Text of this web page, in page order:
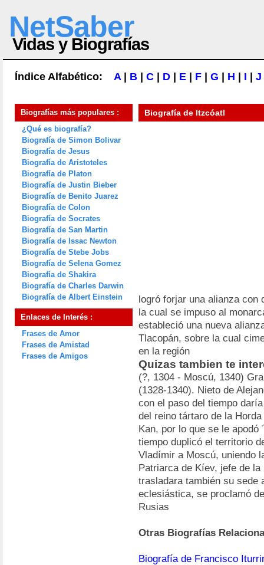
NetSaber
Vidas y Biografías
Índice Alfabético: A| B C D E F G H I J
Biografías más populares :
¿Qué es biografía?
Biografía de Simon Bolivar
Biografía de Jesus
Biografía de Aristoteles
Biografía de Platon
Biografía de Justin Bieber
Biografía de Benito Juarez
Biografía de Colon
Biografía de Socrates
Biografía de San Martin
Biografía de Issac Newton
Biografía de Stebe Jobs
Biografía de Selena Gomez
Biografía de Shakira
Biografía de Charles Darwin
Biografía de Albert Einstein
Enlaces de Interés :
Frases de Amor
Frases de Amistad
Frases de Amigos
Biografía de Itzcóatl
logró forjar una alianza con
la cual se impuso al
estableció una nueva
Tlacopán, sobre la cual
en la región
Quizas tambien te
(?, 1304 - Moscú, 1340)
(1328-1340). Nieto de
con el paso del tiempo
del reino tártaro de la
Kan, por lo que se le apodó
tiempo duplicó el territorio
Vladímir a Moscú, uniendo
Patriarca de Kíev, jefe de
trasladara también su sede
eclesiástica, se proclamó
Rusias
Otras Biografías
Biografía de Francisco